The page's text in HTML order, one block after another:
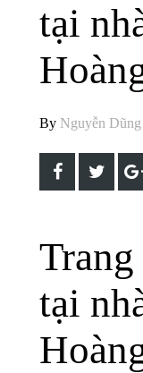
tại
By Nguyễn Dũng
tại